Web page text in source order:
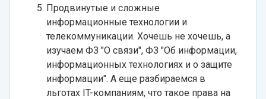
Продвинутые и сложные
информационные технологии и
телекоммуникации. Хочешь не хочешь, а
изучаем ФЗ "О связи", ФЗ "Об информации,
информационных технологиях и о защите
информации". А еще разбираемся в
льготах IT-компаниям, что такое права на